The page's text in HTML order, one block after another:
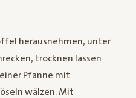
herausnehmen, unter
trocknen lassen
Pfanne mit
wälzen. Mit